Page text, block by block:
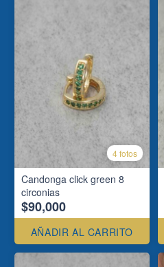
4 fotos
Candonga click green 8
circonias
$90,000
AÑADIR AL CARRITO